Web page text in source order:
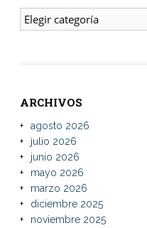
ENTRADAS
ARCHIVOS
agosto 2026
julio 2026
junio 2026
mayo 2026
marzo 2026
diciembre 2025
noviembre 2025